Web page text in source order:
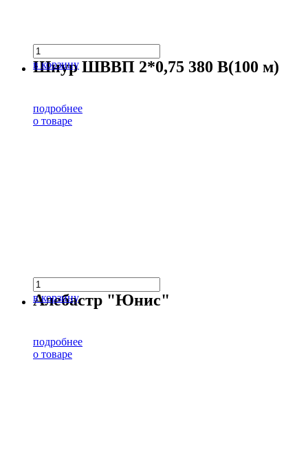
в корзину
Шнур ШВВП 2*0,75 380 В(100 м)
подробнее
о товаре
в корзину
Алебастр "Юнис"
подробнее
о товаре